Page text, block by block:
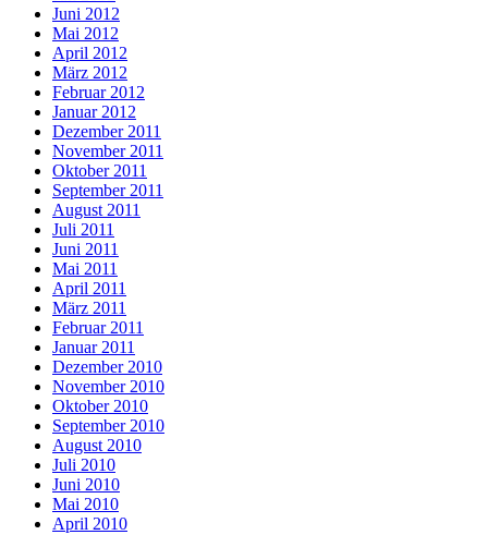
Juni 2012
Mai 2012
April 2012
März 2012
Februar 2012
Januar 2012
Dezember 2011
November 2011
Oktober 2011
September 2011
August 2011
Juli 2011
Juni 2011
Mai 2011
April 2011
März 2011
Februar 2011
Januar 2011
Dezember 2010
November 2010
Oktober 2010
September 2010
August 2010
Juli 2010
Juni 2010
Mai 2010
April 2010